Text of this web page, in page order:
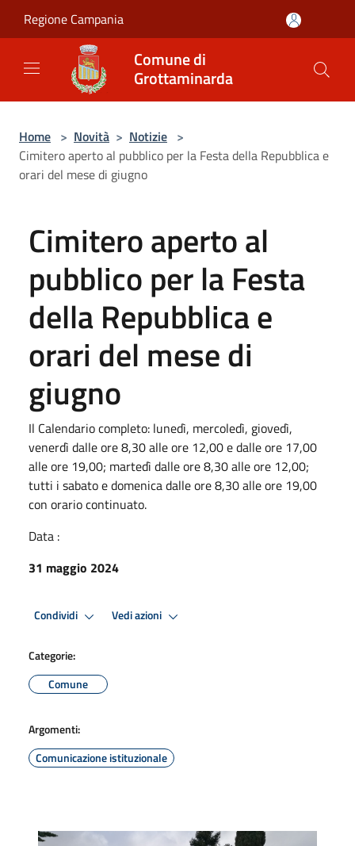
Regione Campania
Comune di
Grottaminarda
Home > Novità > Notizie >
Cimitero aperto al pubblico per la Festa della Repubblica e
orari del mese di giugno
Cimitero aperto al
pubblico per la Festa
della Repubblica e
orari del mese di
giugno
Il Calendario completo: lunedì, mercoledì, giovedì,
venerdì dalle ore 8,30 alle ore 12,00 e dalle ore 17,00
alle ore 19,00; martedì dalle ore 8,30 alle ore 12,00;
tutti i sabato e domenica dalle ore 8,30 alle ore 19,00
con orario continuato.
Data :
31 maggio 2024
Condividi Vedi azioni
Categorie:
Comune
Argomenti:
Comunicazione istituzionale